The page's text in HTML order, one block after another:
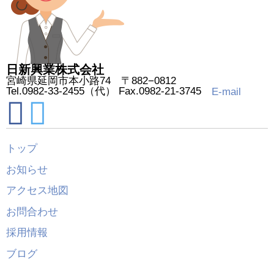
日新興業株式会社
宮崎県延岡市本小路74 〒882−0812
Tel.0982-33-2455（代） Fax.0982-21-3745
E-mail
トップ
お知らせ
アクセス地図
お問合わせ
採用情報
ブログ